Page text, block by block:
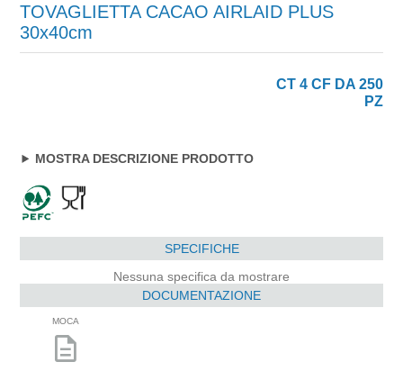
TOVAGLIETTA CACAO AIRLAID PLUS
30x40cm
CT 4 CF DA 250
PZ
MOSTRA DESCRIZIONE PRODOTTO
SPECIFICHE
Nessuna specifica da mostrare
DOCUMENTAZIONE
MOCA
description